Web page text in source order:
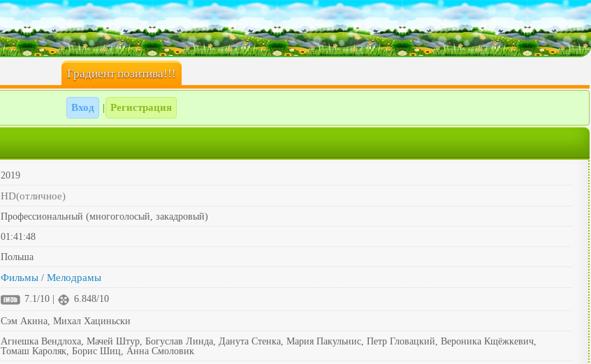
Градиент позитива!!!
Вход Регистрация
2019
HD(отличное)
Профессиональный (многоголосый, закадровый)
01:41:48
Польша
Фильмы / Мелодрамы
7.1/10 | 6.848/10
Сэм Акина, Михал Хациньски
Агнешка Вендлоха, Мачей Штур, Богуслав Линда, Данута Стенка, Мария Пакульнис, Петр Гловацкий, Вероника Кщёжкевич,
Томаш Кароляк, Борис Шиц, Анна Смоловик